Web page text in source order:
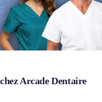
Arcade Dentaire